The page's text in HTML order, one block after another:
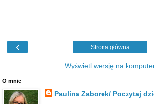
‹ Strona główna
Wyświetl wersję na
O mnie
Paulina Zaborek/ Poczytaj